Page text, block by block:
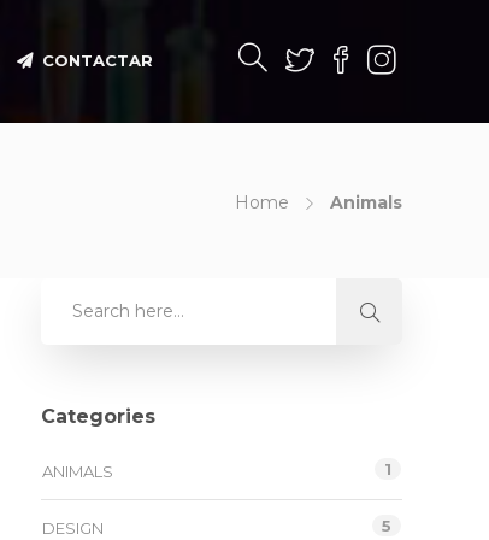
CONTACTAR
Home Animals
Categories
ANIMALS 1
DESIGN 5